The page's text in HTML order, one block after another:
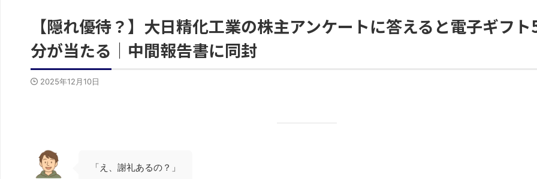
【隠れ優待？】大日精化工業の株主アンケートに答えると電子ギフ
分が当たる｜中間報告書に同封
2025年12月10日
「え、謝礼あるの？」